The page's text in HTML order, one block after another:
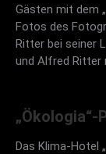
Prof.
Gästen mit dem
Fotos des
Ritter bei seiner
und Alfred Ritter
„Ökologia“-
Das Klima-Hotel